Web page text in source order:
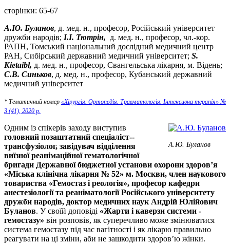
сторінки: 65-67
А.Ю. Буланов, д. мед. н., професор, Російський університет
дружби народів; І.І. Тютрін, д. мед. н., професор, чл.-кор.
РАПН, Томський національний дослідний медичний центр
РАН, Сибірський державний медичний університет; S.
Kietaibl, д. мед. н., професор, Євангельська лікарня, м. Відень;
С.В. Синьков, д. мед. н., професор, Кубанський державний
медичний університет
* Тематичний номер «Хірургія. Ортопедія. Травматологія. Інтенсивна терапія» №
3 (41), 2020 р.
А.Ю. Буланов
Одним із спікерів заходу виступив
головний позаштатний спеціаліст-­
трансфузіолог, завідувач відділення
виїзної реанімаційної гематологічної
бригади Державної бюджетної установи охорони здоров’я
«Міська клінічна лікарня № 52» м. Москви, член ­наукового
товариства «Гемостаз і реологія», професор кафедри
анестезіології та реаніматології Російського університету
дружби народів, доктор медичних наук Андрій Юлійович
Буланов. У своїй доповіді «Жарти і каверзи системи ­
гемостазу» він розповів, як суперечливо може змінюватися
система гемостазу під час вагітності і як лікарю правильно
реагувати на ці зміни, аби не зашкодити здоров’ю жінки.